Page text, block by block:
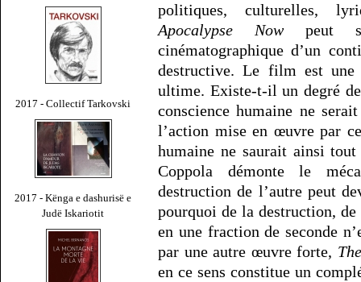
2017 - Collectif Tarkovski
2017 - Kënga e dashurisë e
Judë Iskariotit
politiques, culturelles,
Apocalypse Nowpeut se
cinématographique d’un
destructive. Le film est une
ultime. Existe-t-il un degré
conscience humaine ne
l’action mise en œuvre par
humaine ne saurait ainsi
Coppola démonte le
destruction de l’autre peut
pourquoi de la destruction, de
en une fraction de seconde
par une autre œuvre forte,
en ce sens constitue un